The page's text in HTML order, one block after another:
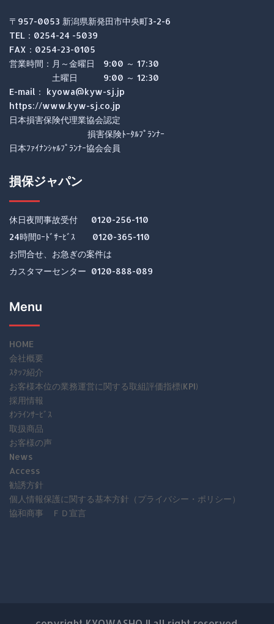
〒957-0053 新潟県新発田市中央町3-2-6
TEL：0254-24 -5039
FAX：0254-23-0105
営業時間：月～金曜日 9:00 ～ 17:30
土曜日 9:00 ～ 12:30
E-mail： kyowa@kyw-sj.jp
https://www.kyw-sj.co.jp
日本損害保険代理業協会認定
損害保険ﾄｰﾀﾙﾌﾟﾗﾝﾅｰ
日本ﾌｧｲﾅﾝｼｬﾙﾌﾟﾗﾝﾅｰ協会会員
損保ジャパン
休日夜間事故受付 0120-256-110
24時間ﾛｰﾄﾞｻｰﾋﾞｽ 0120-365-110
お問合せ、お急ぎの案件は
カスタマーセンター 0120-888-089
Menu
HOME
会社概要
ｽﾀｯﾌ紹介
お客様本位の業務運営に関する取組評価指標(KPI)
採用情報
ｵﾝﾗｲﾝｻｰﾋﾞｽ
取扱商品
お客様の声
News
Access
勧誘方針
個人情報保護に関する基本方針（プライバシー・ポリシー）
協和商事 ＦＤ宣言